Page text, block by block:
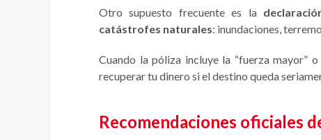
Otro supuesto frecuente es la
catástrofes naturales: inundaciones,
Cuando la póliza incluye la “fuerza mayor”
recuperar tu dinero si el destino queda
Recomendaciones oficiales